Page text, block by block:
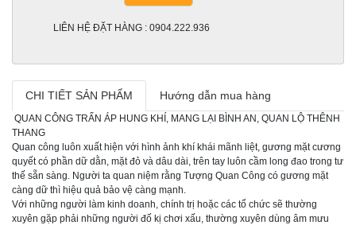
LIÊN HỆ ĐẶT HÀNG : 0904.222.936
CHI TIẾT SẢN PHẨM Hướng dẫn mua hàng
QUAN CÔNG TRẤN ÁP HUNG KHÍ, MANG LẠI BÌNH AN, QUAN LỘ THÊNH
THANG
Quan công luôn xuất hiện với hình ảnh khí khái mãnh liệt, gương mặt cương
quyết có phần dữ dằn, mặt đỏ và dâu dài, trên tay luôn cầm long đao trong tư
thế sẵn sàng. Người ta quan niệm rằng Tượng Quan Công có gương mặt
càng dữ thì hiệu quả bảo vệ càng mạnh.
Với những người làm kinh doanh, chính trị hoặc các tổ chức sẽ thường
xuyên gặp phải những người đố kị chơi xấu, thường xuyên dùng âm mưu